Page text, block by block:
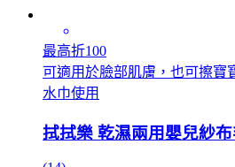
最高折100
可適用於臉部肌膚，也可擦寶
水巾使用
拭拭樂 乾濕兩用嬰兒紗